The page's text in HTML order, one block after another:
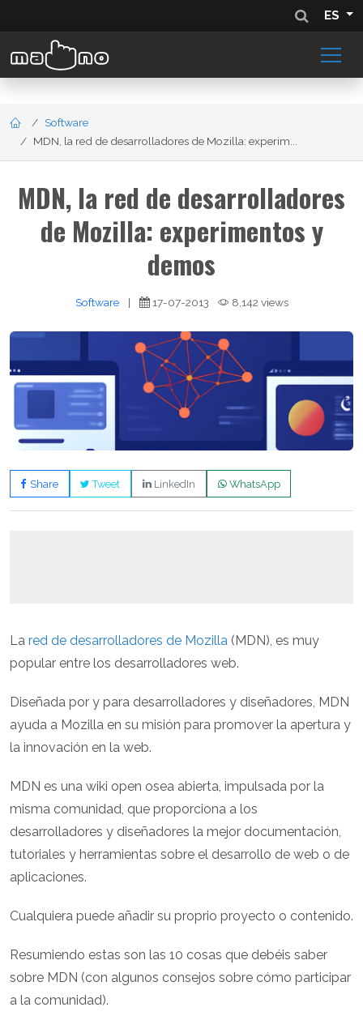
ES
Software
MDN, la red de desarrolladores de Mozilla: experim...
MDN, la red de desarrolladores
de Mozilla: experimentos y
demos
Software | 17-07-2013 8,142 views
Share Tweet LinkedIn WhatsApp
La red de desarrolladores de Mozilla (MDN), es muy
popular entre los desarrolladores web.
Diseñada por y para desarrolladores y diseñadores, MDN
ayuda a Mozilla en su misión para promover la apertura y
la innovación en la web.
MDN es una wiki open osea abierta, impulsada por la
misma comunidad, que proporciona a los
desarrolladores y diseñadores la mejor documentación,
tutoriales y herramientas sobre el desarrollo de web o de
aplicaciones.
Cualquiera puede añadir su proprio proyecto o contenido.
Resumiendo estas son las 10 cosas que debéis saber
sobre MDN (con algunos consejos sobre cómo participar
a la comunidad).